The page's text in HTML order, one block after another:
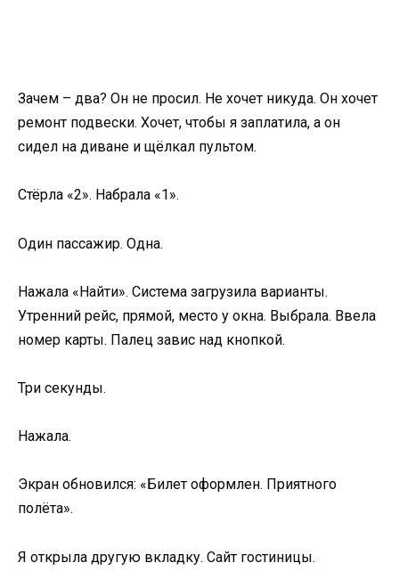
Зачем – два? Он не просил. Не хочет никуда. Он хочет
ремонт подвески. Хочет, чтобы я заплатила, а он
сидел на диване и щёлкал пультом.
Стёрла «2». Набрала «1».
Один пассажир. Одна.
Нажала «Найти». Система загрузила варианты.
Утренний рейс, прямой, место у окна. Выбрала. Ввела
номер карты. Палец завис над кнопкой.
Три секунды.
Нажала.
Экран обновился: «Билет оформлен. Приятного
полёта».
Я открыла другую вкладку. Сайт гостиницы.